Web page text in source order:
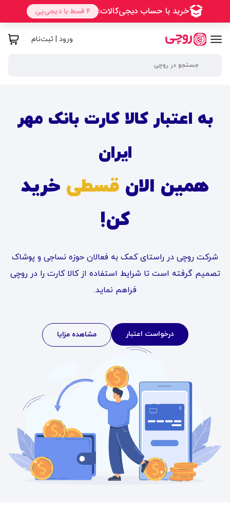
ورود | ثبت‌نام
به اعتبار کالا کارت بانک مهر
ایران
همین الان قسطی خرید
کن!
شرکت روچی در راستای کمک به فعالان حوزه نساجی و پوشاک
تصمیم گرفته است تا شرایط استفاده از کالا کارت را در روچی
فراهم نماید.
درخواست اعتبار مشاهده مزایا